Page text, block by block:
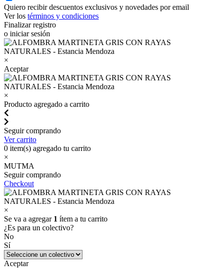
Quiero recibir descuentos exclusivos y novedades por email
Ver los términos y condiciones
Finalizar registro
o iniciar sesión
×
Aceptar
×
Producto agregado a carrito
Seguir comprando
Ver carrito
0 item(s) agregado tu carrito
×
MUTMA
Seguir comprando
Checkout
×
Se va a agregar 1 ítem a tu carrito
¿Es para un colectivo?
No
Sí
Aceptar